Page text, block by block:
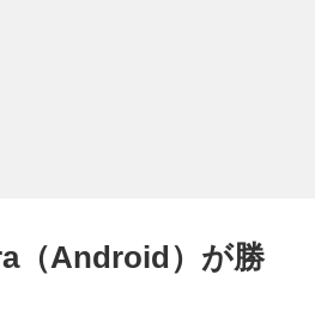
（Android）が勝